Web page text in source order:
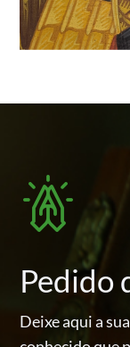
Pedido
Deixe aqui a